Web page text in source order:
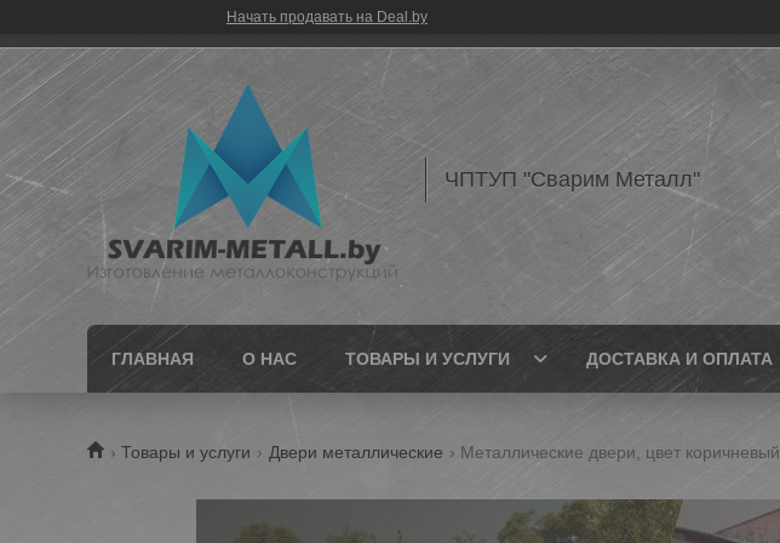
Начать продавать на Deal.by
ЧПТУП "Сварим Металл"
ГЛАВНАЯ О НАС ТОВАРЫ И УСЛУГИ ДОСТАВКА И ОПЛАТА
Товары и услуги Двери металлические Металлические двери, цвет коричневый